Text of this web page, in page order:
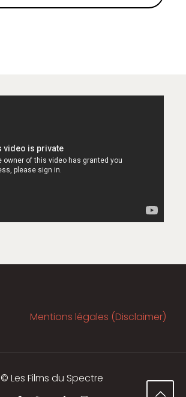
Mentions légales (Disclaimer)
© Les Films du Spectre